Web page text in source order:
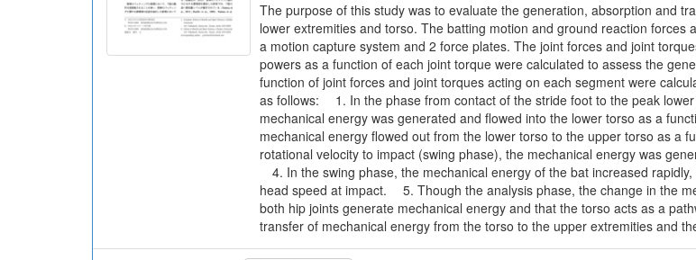
The purpose of this study was to evaluate the generation, absorption and
lower extremities and torso. The batting motion and ground reaction
a motion capture system and 2 force plates. The joint forces and joint
powers as a function of each joint torque were calculated to assess the
function of joint forces and joint torques acting on each segment were
as follows: 1. In the phase from contact of the stride foot to the peak
mechanical energy was generated and flowed into the lower torso as a
mechanical energy flowed out from the lower torso to the upper torso as
rotational velocity to impact (swing phase), the mechanical energy was
4. In the swing phase, the mechanical energy of the bat increased
head speed at impact. 5. Though the analysis phase, the change in the
both hip joints generate mechanical energy and that the torso acts as a
transfer of mechanical energy from the torso to the upper extremities and